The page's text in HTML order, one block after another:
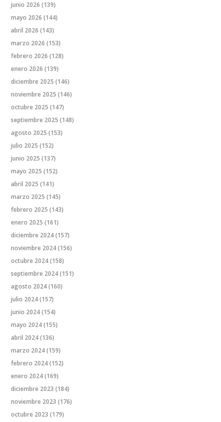
junio 2026 (139)
mayo 2026 (144)
abril 2026 (143)
marzo 2026 (153)
febrero 2026 (128)
enero 2026 (139)
diciembre 2025 (146)
noviembre 2025 (146)
octubre 2025 (147)
septiembre 2025 (148)
agosto 2025 (153)
julio 2025 (152)
junio 2025 (137)
mayo 2025 (152)
abril 2025 (141)
marzo 2025 (145)
febrero 2025 (143)
enero 2025 (161)
diciembre 2024(157)
noviembre 2024(156)
octubre 2024(158)
septiembre 2024(151)
agosto 2024(160)
julio 2024(157)
junio 2024(154)
mayo 2024(155)
abril 2024(136)
marzo 2024(159)
febrero 2024(152)
enero 2024(169)
diciembre 2023 (184)
noviembre 2023 (176)
octubre 2023 (179)